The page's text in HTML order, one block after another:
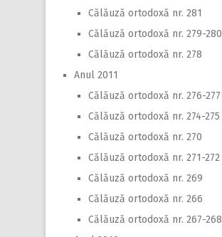
Călăuză ortodoxă nr. 281
Călăuză ortodoxă nr. 279-280
Călăuză ortodoxă nr. 278
Anul 2011
Călăuză ortodoxă nr. 276-277
Călăuză ortodoxă nr. 274-275
Călăuză ortodoxă nr. 270
Călăuză ortodoxă nr. 271-272
Călăuză ortodoxă nr. 269
Călăuză ortodoxă nr. 266
Călăuză ortodoxă nr. 267-268